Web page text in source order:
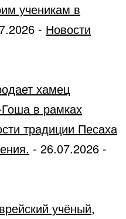
ученикам в
- Новости
хамец
в рамках
традиции Песаха
- 26.07.2026 -
учёный,